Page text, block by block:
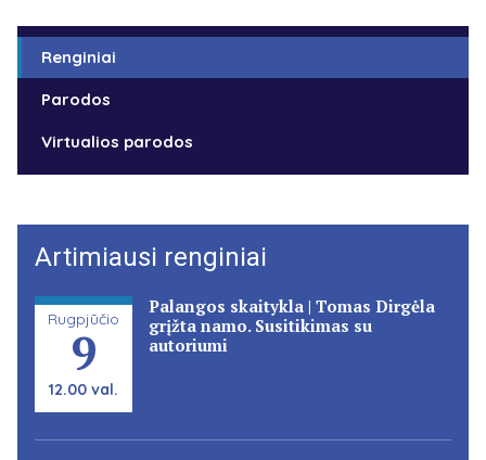
Renginiai
Parodos
Virtualios parodos
Artimiausi renginiai
Rugpjūčio
9
12.00 val.
Palangos skaitykla | Tomas Dirgėla
grįžta namo. Susitikimas su
autoriumi